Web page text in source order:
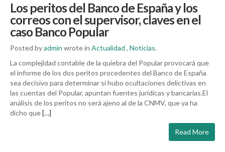
Los peritos del Banco de España y los
correos con el supervisor, claves en el
caso Banco Popular
Posted byadmin wrote in Actualidad , Noticias.
La complejidad contable de la quiebra del Popular provocará que
el informe de los dos peritos procedentes del Banco de España
sea decisivo para determinar si hubo ocultaciones delictivas en
las cuentas del Popular, apuntan fuentes jurídicas y bancarias.El
análisis de los peritos no será ajeno al de la CNMV, que ya ha
dicho que[…]
Read More